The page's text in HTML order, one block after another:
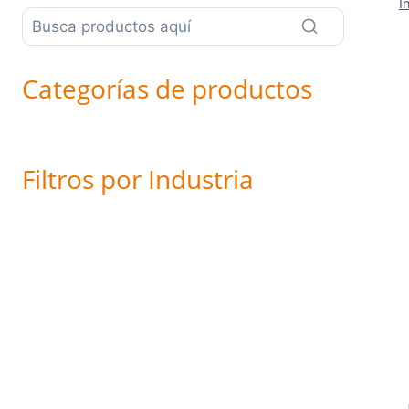
Categorías de productos
Filtros por Industria